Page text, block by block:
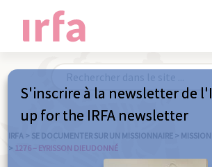
IRFA > SE DOCUMENTER SUR UN MISSIONNAIRE >
> 1276 – EYRISSON DIEUDONNÉ
S'inscrire à la newsletter de
up for the IRFA newsletter